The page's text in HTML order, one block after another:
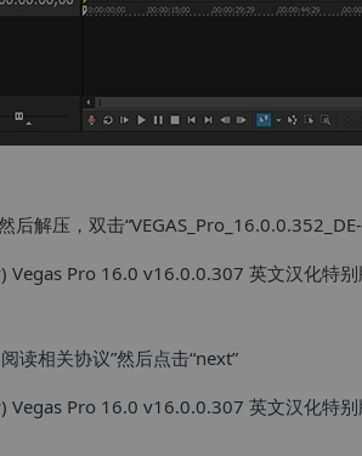
后解压，双击“VEGAS_Pro_16.0.0.352_DE-
读相关协议”然后点击“next”